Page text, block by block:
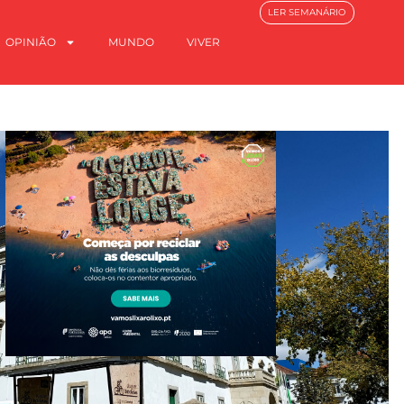
OPINIÃO MUNDO VIVER
LER SEMANÁRIO